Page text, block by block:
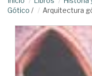
Gótico / Arquitectura